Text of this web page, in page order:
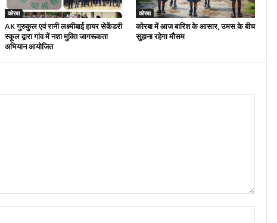
कोरबा
AK गुरुकुल एवं रानी लक्ष्मीबाई हायर सेकेंडरी
स्कूल द्वारा गांव में नशा मुक्ति जागरूकता
अभियान आयोजित
कोरबा
कोरबा में आज बारिश के आसार, उमस के बीच
सुहाना रहेगा मौसम